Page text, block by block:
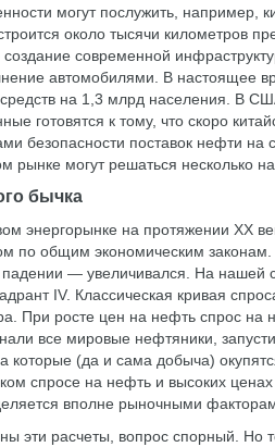
могут послужить, например,
около тысячи километров
создание современной
автомобилями. В настоящее
на 1,3 млрд населения. В
готовятся к тому, что скоро
безопасности поставок нефти на
рынке могут решаться несколько
бычка
энергорынке на протяжении ХХ
по общим экономическим
— увеличивался. На нашей
IV. Классическая кривая
При росте цен на нефть спрос на
все мировые нефтяники,
которые (да и сама добыча)
спросе на нефть и высоких
вполне рыночными
эти расчеты, вопрос спорный. Но